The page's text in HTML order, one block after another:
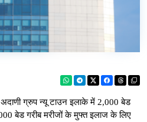
ग्रुप न्यू टाउन इलाके में 2,000 बेड
बेड गरीब मरीजों के मुफ्त इलाज के लिए